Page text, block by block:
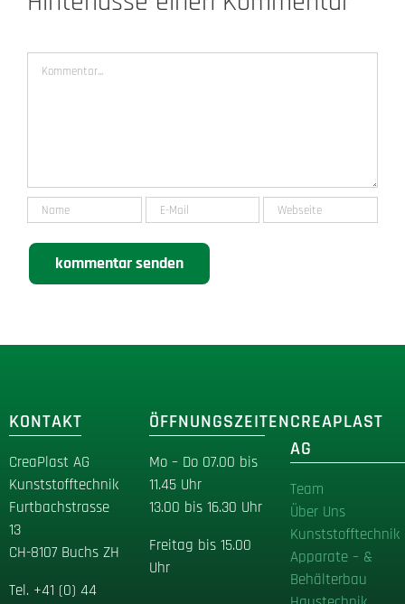
Kommentar
KONTAKT
CreaPlast AG
Kunststofftechnik
Furtbachstrasse
13
CH-8107 Buchs ZH
Tel. +41 (0) 44
ÖFFNUNGSZEITEN
Mo – Do 07.00 bis
11.45 Uhr
13.00 bis 16.30 Uhr
Freitag bis 15.00
Uhr
CREAPLAST
AG
Team
Über Uns
Kunststofftechnik
Apparate – &
Behälterbau